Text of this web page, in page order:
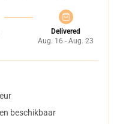
Delivered
Aug. 16 - Aug. 23
beschikbaar